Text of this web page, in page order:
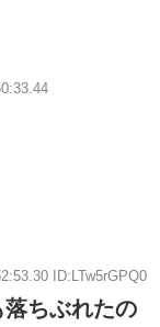
ID:LTw5rGPQ0
ちぶれたの